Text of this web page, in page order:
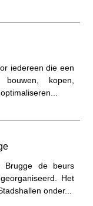
iedereen die een
kopen,
de beurs
Het
onder...